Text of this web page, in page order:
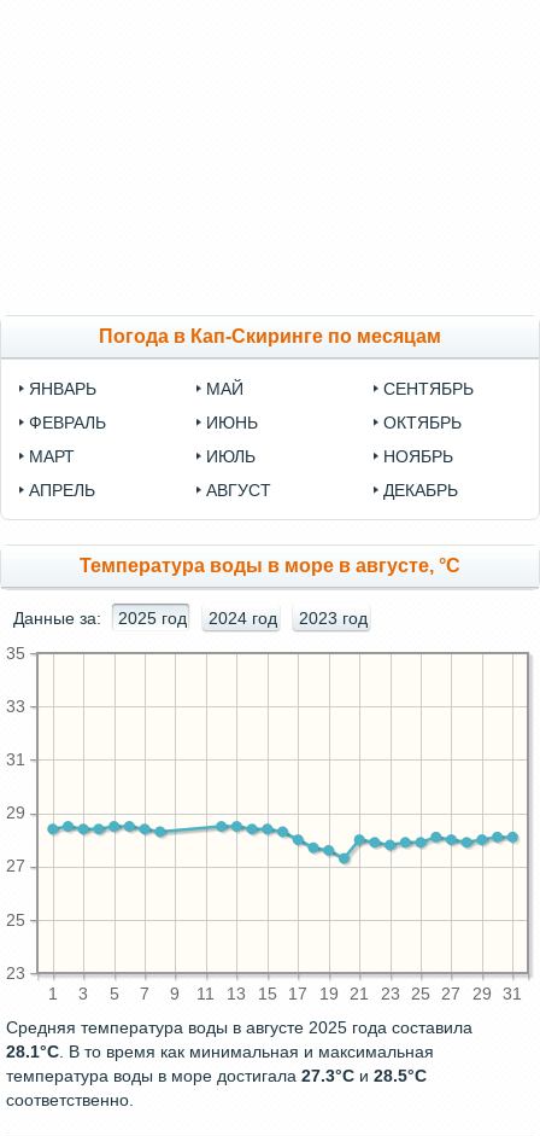
Погода в Кап-Скиринге по месяцам
ЯНВАРЬ
ФЕВРАЛЬ
МАРТ
АПРЕЛЬ
МАЙ
ИЮНЬ
ИЮЛЬ
АВГУСТ
СЕНТЯБРЬ
ОКТЯБРЬ
НОЯБРЬ
ДЕКАБРЬ
Температура воды в море в августе, °C
Данные за: 2025 год 2024 год 2023 год
1 3 5 7 9 11 13 15 17 19 21 23 25 27 29 31
23
25
27
29
31
33
35
Средняя температура воды в августе 2025 года составила
28.1°C. В то время как минимальная и максимальная
температура воды в море достигала 27.3°C и 28.5°C
соответственно.